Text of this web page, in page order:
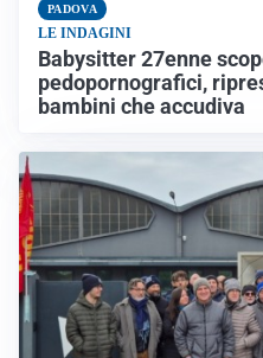
PADOVA
LE INDAGINI
Babysitter 27enne
pedopornografici,
bambini che accudiva